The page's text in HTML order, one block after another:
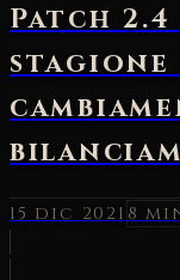
Patch
stagione
15 dic 2021 8